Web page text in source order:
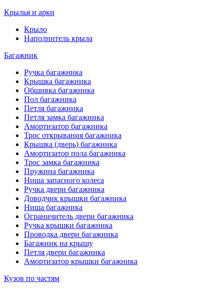
Крылья и арки
Крыло
Наполнитель крыла
Багажник
Ручка багажника
Крышка багажника
Обшивка багажника
Пол багажника
Петля багажника
Петля замка багажника
Амортизатор багажника
Трос открывания багажника
Крышка (дверь) багажника
Амортизатор пола багажника
Трос замка багажника
Пружина багажника
Ниша запасного колеса
Ручка двери багажника
Доводчик крышки багажника
Ниша багажника
Ограничитель двери багажника
Ручка крышки багажника
Проводка двери багажника
Багажник на крышу
Петля двери багажника
Амортизатор крышки багажника
Кузов по частям